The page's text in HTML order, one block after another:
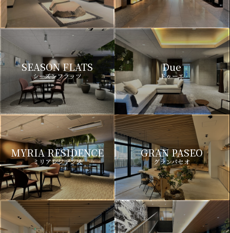
SEASON FLATS
シーズンフラッツ
Due
ドゥーエ
MYRIA RESIDENCE
ミリアレジデンス
GRAN PASEO
グランパセオ